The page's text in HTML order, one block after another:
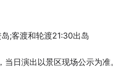
;客渡和轮渡21:30出岛
当日演出以景区现场公示为准